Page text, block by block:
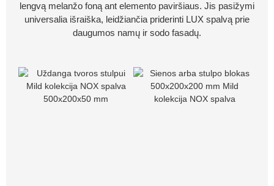
lengvą melanžo foną ant elemento paviršiaus. Jis pasižymi
universalia išraiška, leidžiančia priderinti LUX spalvą prie
daugumos namų ir sodo fasadų.